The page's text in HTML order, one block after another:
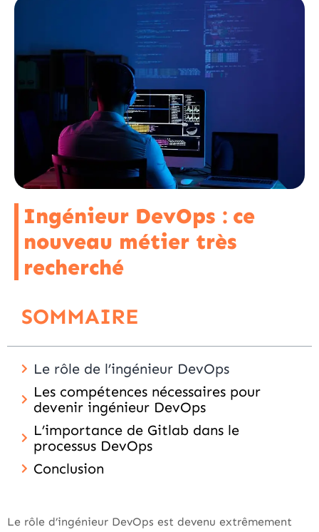
Ingénieur DevOps : ce
nouveau métier très
recherché
SOMMAIRE
Le rôle de l’ingénieur DevOps
Les compétences nécessaires pour
devenir ingénieur DevOps
L’importance de Gitlab dans le
processus DevOps
Conclusion
Le rôle d’ingénieur DevOps est devenu extrêmement